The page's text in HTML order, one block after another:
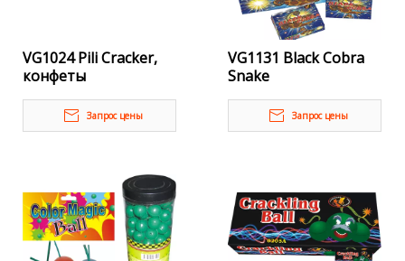
VG1024 Pili Cracker,
конфеты
Запрос цены
VG1131 Black Cobra
Snake
Запрос цены